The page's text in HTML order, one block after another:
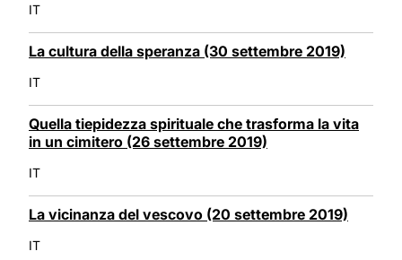
IT
La cultura della speranza (30 settembre 2019)
IT
Quella tiepidezza spirituale che trasforma la vita
in un cimitero (26 settembre 2019)
IT
La vicinanza del vescovo (20 settembre 2019)
IT